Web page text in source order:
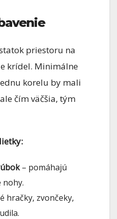
priestoru na
krídel. Minimálne
korelu by mali
čím väčšia, tým
– pomáhajú
nohy.
hračky, zvončeky,